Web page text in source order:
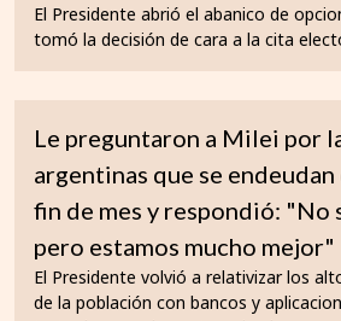
El Presidente abrió el abanico de
tomó la decisión de cara a la cita
Le preguntaron a Milei por
argentinas que se endeudan
fin de mes y respondió: "No
pero estamos mucho mejor"
El Presidente volvió a relativizar los
de la población con bancos y